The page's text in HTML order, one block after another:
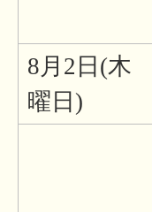
8月2日(木
曜日)